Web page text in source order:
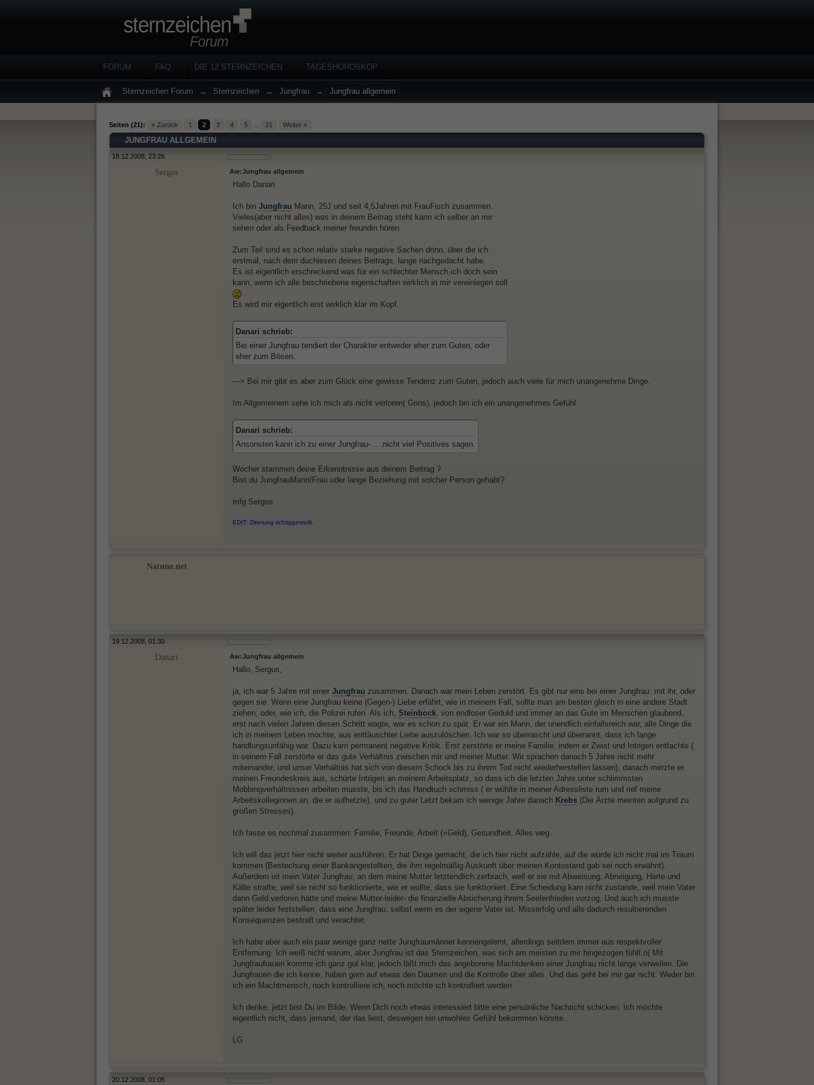
FORUM FAQ DIE 12 STERNZEICHEN TAGESHOROSKOP
Sternzeichen Forum → Sternzeichen → Jungfrau → Jungfrau allgemein
Seiten (21): « Zurück 1 2 3 4 5 21 Weiter »
JUNGFRAU ALLGEMEIN
18.12.2008, 23:26
Sergos Aw:Jungfrau allgemein
Hallo Danari
Ich bin Jungfrau Mann, 25J und seit 4,5Jahren mit FrauFisch zusammen.
Vieles(aber nicht alles) was in deinem Beitrag steht kann ich selber an mir
sehen oder als Feedback meiner freundin hören.
Zum Teil sind es schon relativ starke negative Sachen drinn, über die ich
erstmal, nach dem duchlesen deines Beitrags, lange nachgedacht habe.
Es ist eigentlich erschreckend was für ein schlechter Mensch ich doch sein
kann, wenn ich alle beschriebene eigenschaften wirklich in mir vereiniegen soll
.
Es wird mir eigentlich erst wirklich klar im Kopf.
Danari schrieb:
Bei einer Jungfrau tendiert der Charakter entweder eher zum Guten, oder
eher zum Bösen.
---> Bei mir gibt es aber zum Glück eine gewisse Tendenz zum Guten, jedoch auch viele für mich unangenehme Dinge.
Im Allgemeinem sehe ich mich als nicht verloren( Grins), jedoch bin ich ein unangenehmes Gefühl.
Danari schrieb:
Ansonsten kann ich zu einer Jungfrau- ....nicht viel Positives sagen.
Wocher stammen deine Erkenntnisse aus deinem Beitrag ?
Bist du JungfrauMann/Frau uder lange Beziehung mit solcher Person gehabt?
mfg Sergos
EDIT: Zitierung richtiggestellt.
Natune.net
19.12.2008, 01:30
Danari Aw:Jungfrau allgemein
Hallo, Sergus,
ja, ich war 5 Jahre mit einer Jungfrau zusammen. Danach war mein Leben zerstört. Es gibt nur eins bei einer Jungfrau: mit ihr, oder
gegen sie. Wenn eine Jungfrau keine (Gegen-) Liebe erfährt, wie in meinem Fall, sollte man am besten gleich in eine andere Stadt
ziehen, oder, wie ich, die Polizei rufen. Als ich, Steinbock, von endloser Geduld und immer an das Gute im Menschen glaubend,
erst nach vielen Jahren diesen Schritt wagte, war es schon zu spät. Er war ein Mann, der unendlich einfallsreich war, alle Dinge die
ich in meinem Leben mochte, aus enttäuschter Liebe auszulöschen. Ich war so überrascht und überrannt, dass ich lange
handlungsunfähig war. Dazu kam permanent negative Kritik. Erst zerstörte er meine Familie, indem er Zwist und Intrigen entfachte (
in seinem Fall zerstörte er das gute Verhältnis zwischen mir und meiner Mutter. Wir sprachen danach 5 Jahre nicht mehr
miteinander, und unser Verhältnis hat sich von diesem Schock bis zu ihrem Tod nicht wiederherstellen lassen), danach merzte er
meinen Freundeskreis aus, schürte Intrigen an meinem Arbeitsplatz, so dass ich die letzten Jahre unter schlimmsten
Mobbingverhältnissen arbeiten musste, bis ich das Handtuch schmiss ( er wühlte in meiner Adressliste rum und rief meine
Arbeitskolleginnen an, die er aufhetzte), und zu guter Letzt bekam ich wenige Jahre danach Krebs (Die Ärzte meinten aufgrund zu
großen Stresses).
Ich fasse es nochmal zusammen: Familie, Freunde, Arbeit (=Geld), Gesundheit. Alles weg.
Ich will das jetzt hier nicht weiter ausführen. Er hat Dinge gemacht, die ich hier nicht aufzähle, auf die würde ich nicht mal im Traum
kommen (Bestechung einer Bankangestellten, die ihm regelmäßig Auskunft über meinen Kontostand gab sei noch erwähnt).
Außerdem ist mein Vater Jungfrau, an dem meine Mutter letztendlich zerbrach, weil er sie mit Abweisung, Abneigung, Härte und
Kälte strafte, weil sie nicht so funktionierte, wie er wollte, dass sie funktioniert. Eine Scheidung kam nicht zustande, weil mein Vater
dann Geld verloren hätte und meine Mutter-leider- die finanzielle Absicherung ihrem Seelenfrieden vorzog. Und auch ich musste
später leider feststellen, dass eine Jungfrau, selbst wenn es der eigene Vater ist, Misserfolg und alle dadurch resultierenden
Konsequenzen bestraft und verachtet.
Ich habe aber auch ein paar wenige ganz nette Jungfraumänner kennengelernt, allerdings seitdem immer aus respektvoller
Entfernung. Ich weiß nicht warum, aber Jungfrau ist das Sternzeichen, was sich am meisten zu mir hingezogen fühlt:o( Mit
Jungfraufrauen komme ich ganz gut klar, jedoch läßt mich das angeborene Machtdenken einer Jungfrau nicht lange verweilen. Die
Jungfrauen die ich kenne, haben gern auf etwas den Daumen und die Kontrolle über alles. Und das geht bei mir gar nicht. Weder bin
ich ein Machtmensch, noch kontrolliere ich, noch möchte ich kontrolliert werden.
Ich denke, jetzt bist Du im Bilde. Wenn Dich noch etwas interessiert bitte eine persönliche Nachricht schicken. Ich möchte
eigentlich nicht, dass jemand, der das liest, deswegen ein unwohles Gefühl bekommen könnte.
LG
20.12.2008, 01:05